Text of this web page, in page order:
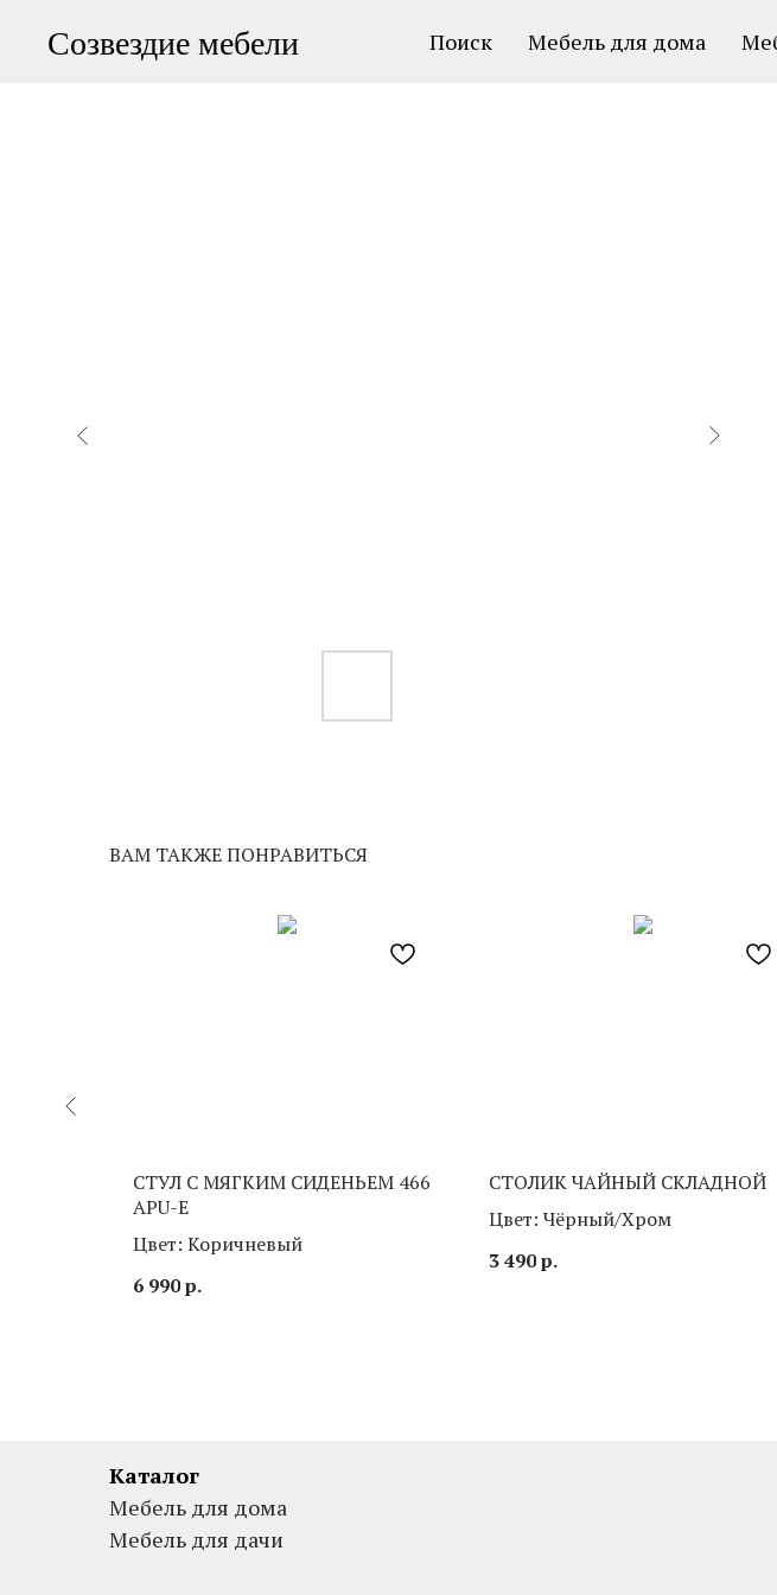
Созвездие мебели Поиск Мебель для дома
ВАМ ТАКЖЕ ПОНРАВИТЬСЯ
СТУЛ С МЯГКИМ СИДЕНЬЕМ 466
APU-E
Цвет: Коричневый
6 990р.
СТОЛИК ЧАЙНЫЙ СКЛАДНОЙ
Цвет: Чёрный/Хром
3 490р.
Каталог
Мебель для дома
Мебель для дачи